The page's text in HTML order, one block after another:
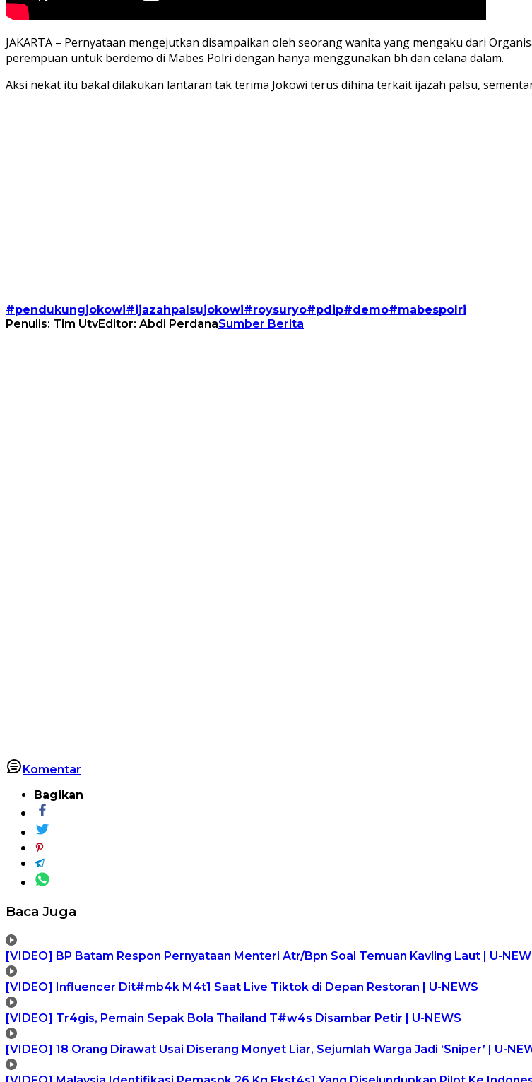
JAKARTA – Pernyataan mengejutkan disampaikan oleh seorang wanita yang mengaku dari
perempuan untuk berdemo di Mabes Polri dengan hanya menggunakan bh dan celana dalam.
Aksi nekat itu bakal dilakukan lantaran tak terima Jokowi terus dihina terkait ijazah palsu,
#pendukungjokowi#ijazahpalsujokowi#roysuryo#pdip#demo#mabespolri
Penulis: Tim UtvEditor: Abdi PerdanaSumber Berita
Komentar
Bagikan
Baca Juga
[VIDEO] BP Batam Respon Pernyataan Menteri Atr/Bpn Soal Temuan Kavling Laut | U-
[VIDEO] Influencer Dit#mb4k M4t1 Saat Live Tiktok di Depan Restoran | U-NEWS
[VIDEO] Tr4gis, Pemain Sepak Bola Thailand T#w4s Disambar Petir | U-NEWS
[VIDEO] 18 Orang Dirawat Usai Diserang Monyet Liar, Sejumlah Warga Jadi ‘Sniper’ | U-